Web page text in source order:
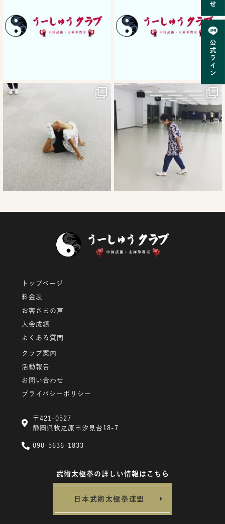
トップページ
料金表
お客さまの声
大会成績
よくある質問
クラブ案内
活動報告
お問い合わせ
プライバシーポリシー
〒421-0527
静岡県牧之原市汐見台18-7
090-5636-1833
武術太極拳の詳しい情報はこちら
日本武術太極拳連盟